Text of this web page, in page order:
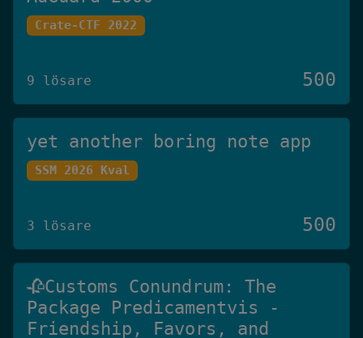
Crate-CTF 2022
9 lösare 500
yet another boring note app
SSM 2026 Kval
3 lösare 500
🥀Customs Conundrum: The
Package Predicamentvis -
Friendship, Favors, and